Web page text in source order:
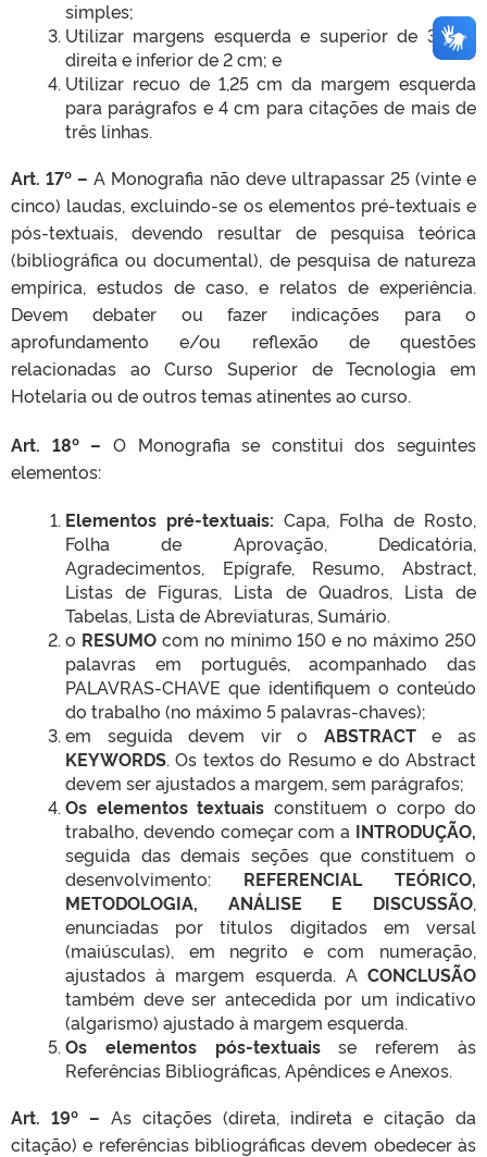
simples;
Utilizar margens esquerda e superior de 3 cm;
direita e inferior de 2 cm; e
Utilizar recuo de 1,25 cm da margem esquerda
para parágrafos e 4 cm para citações de mais de
três linhas.
Art. 17º – A Monografia não deve ultrapassar 25 (vinte e
cinco) laudas, excluindo-se os elementos pré-textuais e
pós-textuais, devendo resultar de pesquisa teórica
(bibliográfica ou documental), de pesquisa de natureza
empírica, estudos de caso, e relatos de experiência.
Devem debater ou fazer indicações para o
aprofundamento e/ou reflexão de questões
relacionadas ao Curso Superior de Tecnologia em
Hotelaria ou de outros temas atinentes ao curso.
Art. 18º – O Monografia se constitui dos seguintes
elementos:
Elementos pré-textuais: Capa, Folha de Rosto,
Folha de Aprovação, Dedicatória,
Agradecimentos, Epígrafe, Resumo, Abstract,
Listas de Figuras, Lista de Quadros, Lista de
Tabelas, Lista de Abreviaturas, Sumário.
o RESUMOcom no mínimo 150 e no máximo 250
palavras em português, acompanhado das
PALAVRAS-CHAVE que identifiquem o conteúdo
do trabalho (no máximo 5 palavras-chaves);
em seguida devem vir o ABSTRACTe as
KEYWORDS. Os textos do Resumo e do Abstract
devem ser ajustados a margem, sem parágrafos;
Os elementos textuais constituem o corpo do
trabalho, devendo começar com a INTRODUÇÃO,
seguida das demais seções que constituem o
desenvolvimento: REFERENCIAL TEÓRICO,
METODOLOGIA, ANÁLISE E DISCUSSÃO,
enunciadas por títulos digitados em versal
(maiúsculas), em negrito e com numeração,
ajustados à margem esquerda. A CONCLUSÃO
também deve ser antecedida por um indicativo
(algarismo) ajustado à margem esquerda.
Os elementos pós-textuaisse referem às
Referências Bibliográficas, Apêndices e Anexos.
Art. 19º – As citações (direta, indireta e citação da
citação) e referências bibliográficas devem obedecer às